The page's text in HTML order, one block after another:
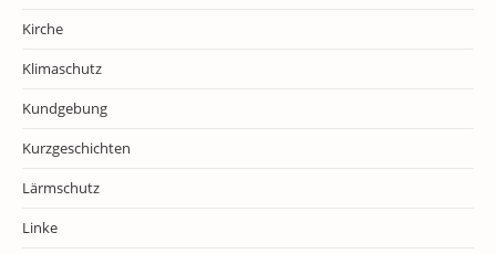
Kirche
Klimaschutz
Kundgebung
Kurzgeschichten
Lärmschutz
Linke